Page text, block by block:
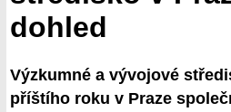
dohled
Výzkumné a vývojové
příštího roku v Praze